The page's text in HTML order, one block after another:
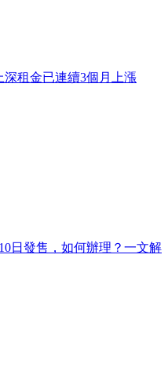
租金已連續3個月上漲
日發售，如何辦理？一文解